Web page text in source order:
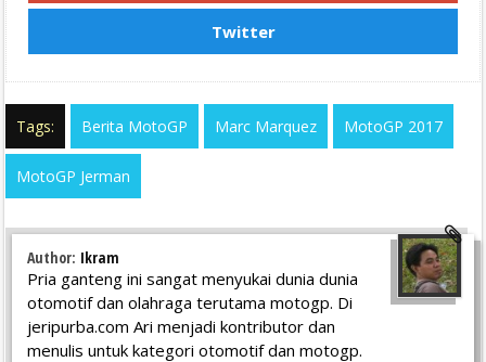
Twitter
Tags: Berita MotoGP Marc Marquez MotoGP 2017
MotoGP Jerman
Author: Ikram
Pria ganteng ini sangat menyukai dunia dunia
otomotif dan olahraga terutama motogp. Di
jeripurba.com Ari menjadi kontributor dan
menulis untuk kategori otomotif dan motogp.